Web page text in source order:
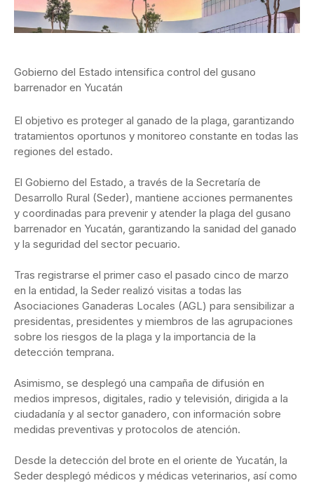
Gobierno del Estado intensifica control del gusano
barrenador en Yucatán
El objetivo es proteger al ganado de la plaga, garantizando
tratamientos oportunos y monitoreo constante en todas las
regiones del estado.
El Gobierno del Estado, a través de la Secretaría de
Desarrollo Rural (Seder), mantiene acciones permanentes
y coordinadas para prevenir y atender la plaga del gusano
barrenador en Yucatán, garantizando la sanidad del ganado
y la seguridad del sector pecuario.
Tras registrarse el primer caso el pasado cinco de marzo
en la entidad, la Seder realizó visitas a todas las
Asociaciones Ganaderas Locales (AGL) para sensibilizar a
presidentas, presidentes y miembros de las agrupaciones
sobre los riesgos de la plaga y la importancia de la
detección temprana.
Asimismo, se desplegó una campaña de difusión en
medios impresos, digitales, radio y televisión, dirigida a la
ciudadanía y al sector ganadero, con información sobre
medidas preventivas y protocolos de atención.
Desde la detección del brote en el oriente de Yucatán, la
Seder desplegó médicos y médicas veterinarios, así como